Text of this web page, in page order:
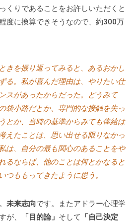
くりであることをお許しいただくと
度に換算できそうなので、約300万
きを振り返ってみると、あるおかし
る。私が喜んだ理由は、やりたい仕
スがあったからだった。どうみて
袋小路だとか、専門的な接触を失っ
とか、当時の基準からみても俸給は
えたことは、思い出せる限りなかっ
は、自分の最も関心のあることをや
るならば、他のことは何とかなると
つももってきたように思う。
未来志向です。またアドラー心理学
が、
「目的論」 そして
「自己決定